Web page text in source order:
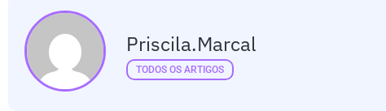
Priscila.marcal
TODOS OS ARTIGOS